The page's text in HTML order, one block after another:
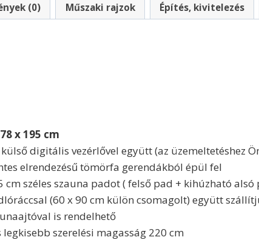
(0) Műszaki rajzok Építés, kivitelezés
x 195 cm
digitális vezérlővel együtt (az üzemeltetéshez
elrendezésű tömörfa gerendákból épül fel
széles szauna padot ( felső pad + kihúzható alsó
(60 x 90 cm külön csomagolt) együtt
is rendelhető
szerelési magasság 220 cm